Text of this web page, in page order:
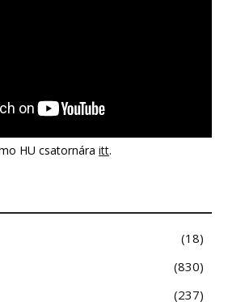
HU csatornára itt.
18
830
237